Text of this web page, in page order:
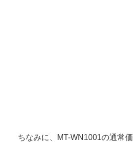
ちなみに、MT-WN1001の通常